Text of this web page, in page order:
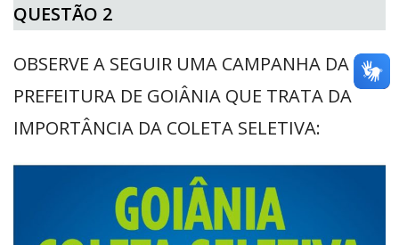
QUESTÃO 2
OBSERVE A SEGUIR UMA CAMPANHA DA
PREFEITURA DE GOIÂNIA QUE TRATA DA
IMPORTÂNCIA DA COLETA SELETIVA: